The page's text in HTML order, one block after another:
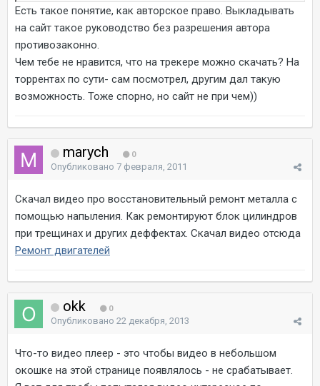
Есть такое понятие, как авторское право. Выкладывать
на сайт такое руководство без разрешения автора
противозаконно.
Чем тебе не нравится, что на трекере можно скачать? На
торрентах по сути- сам посмотрел, другим дал такую
возможность. Тоже спорно, но сайт не при чем))
marych 0
Опубликовано 7 февраля, 2011
Cкачал видео про восстановительный ремонт металла с
помощью напыления. Как ремонтируют блок цилиндров
при трещинах и других деффектах. Скачал видео отсюда
Ремонт двигателей
okk 0
Опубликовано 22 декабря, 2013
Что-то видео плеер - это чтобы видео в небольшом
окошке на этой странице появлялось - не срабатывает.